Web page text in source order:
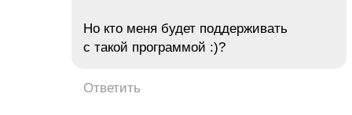
Но кто меня будет поддерживать
с такой программой :)?
Ответить